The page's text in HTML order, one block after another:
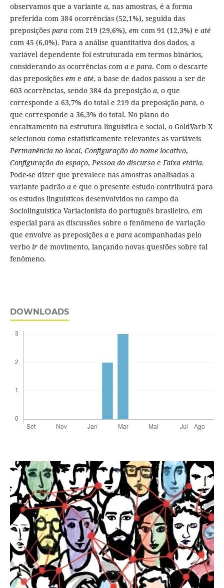
observamos que a variante a, nas amostras, é a forma
preferida com 384 ocorrências (52,1%), seguida das
preposições paracom 219 (29,6%), em com 91 (12,3%) e até
com 45 (6,0%). Para a análise quantitativa dos dados, a
variável dependente foi estruturada em termos binários,
considerando as ocorrências com ae para. Com o descarte
das preposições em e até, a base de dados passou a ser de
603 ocorrências, sendo 384 da preposição a, o que
corresponde a 63,7% do total e 219 da preposição para, o
que corresponde a 36,3% do total. No plano do
encaixamento na estrutura linguística e social, o GoldVarb X
selecionou como estatisticamente relevantes as variáveis
Permanência no local, Configuração do nome locativo,
Configuração do espaço,Pessoa do discursoeFaixa etária.
Pode-se dizer que prevalece nas amostras analisadas a
variante padrão ae que o presente estudo contribuirá para
os estudos linguísticos desenvolvidos no campo da
Sociolinguística Variacionista do português brasileiro, em
especial para as discussões sobre o fenômeno de variação
que envolve as preposições ae para acompanhadas pelo
verbo irde movimento, lançando novas questões sobre tal
fenômeno.
DOWNLOADS